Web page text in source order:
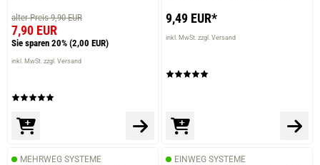
alter Preis 9,90 EUR
7,90 EUR
Sie sparen 20% (2,00 EUR)
inkl. MwSt. zzgl. Versand
9,49 EUR*
inkl. MwSt. zzgl. Versand
MEHRWEG SYSTEME EINWEG SYSTEME